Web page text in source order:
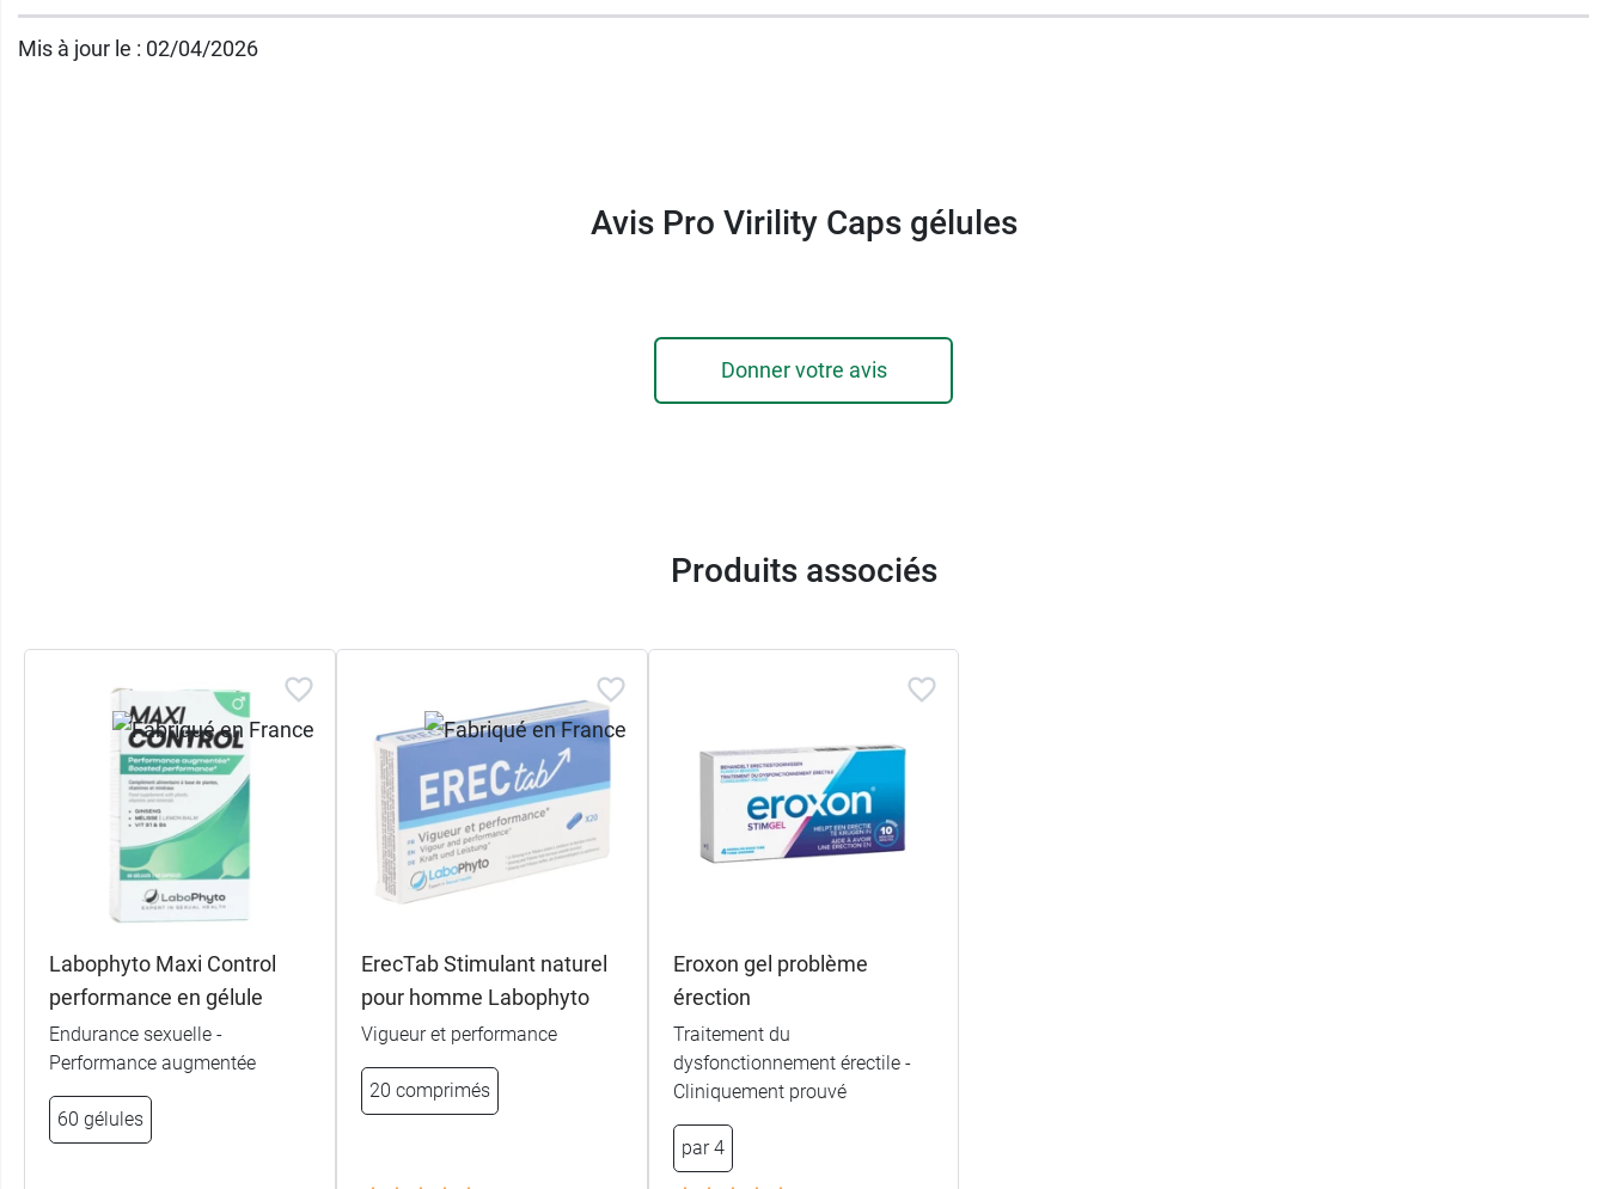
Mis à jour le : 02/04/2026
Avis Pro Virility Caps gélules
Donner votre avis
Produits associés
Labophyto Maxi Control
performance en gélule
Endurance sexuelle -
Performance augmentée
60 gélules
ErecTab Stimulant naturel
pour homme Labophyto
Vigueur et performance
20 comprimés
Eroxon gel problème
érection
Traitement du
dysfonctionnement érectile -
Cliniquement prouvé
par 4